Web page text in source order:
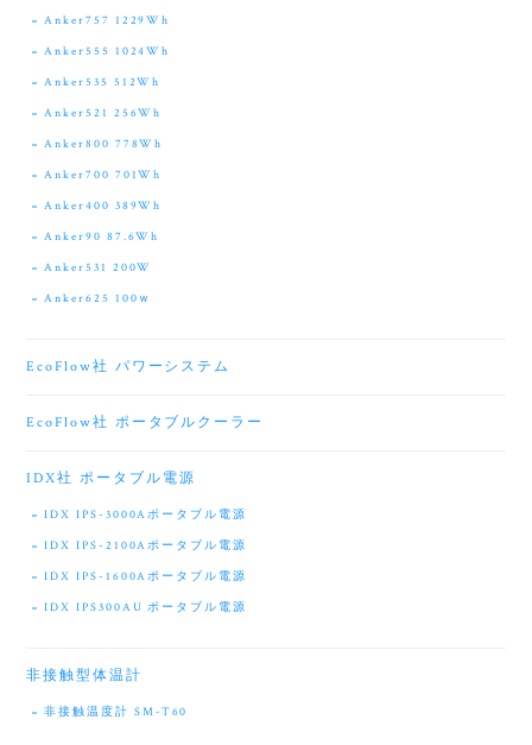
Anker757 1229Wh
Anker555 1024Wh
Anker535 512Wh
Anker521 256Wh
Anker800 778Wh
Anker700 701Wh
Anker400 389Wh
Anker90 87.6Wh
Anker531 200W
Anker625 100ｗ
EcoFlow社 パワーシステム
EcoFlow社 ポータブルクーラー
IDX社 ポータブル電源
IDX IPS-3000Aポータブル電源
IDX IPS-2100Aポータブル電源
IDX IPS-1600Aポータブル電源
IDX IPS300AU ポータブル電源
非接触型体温計
非接触温度計 SM-T60